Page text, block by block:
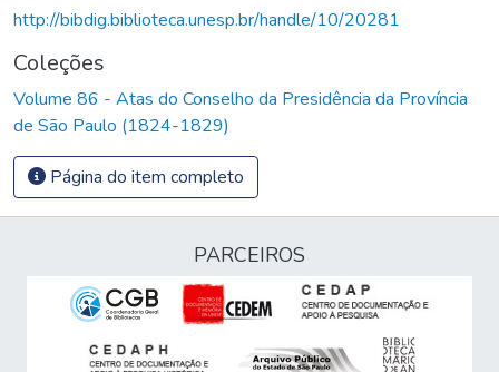
http://bibdig.biblioteca.unesp.br/handle/10/20281
Coleções
Volume 86 - Atas do Conselho da Presidência da Província
de São Paulo (1824-1829)
Página do item completo
PARCEIROS